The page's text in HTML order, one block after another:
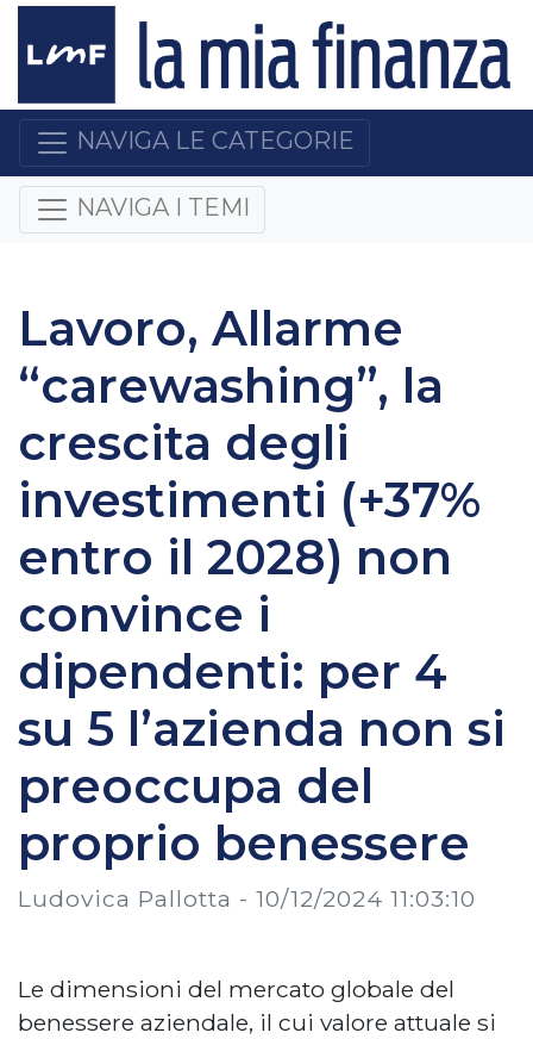
NAVIGA LE CATEGORIE
NAVIGA I TEMI
Lavoro, Allarme
“carewashing”, la
crescita degli
investimenti (+37%
entro il 2028) non
convince i
dipendenti: per 4
su 5 l’azienda non si
preoccupa del
proprio benessere
Ludovica Pallotta - 10/12/2024 11:03:10
Le dimensioni del mercato globale del
benessere aziendale, il cui valore attuale si